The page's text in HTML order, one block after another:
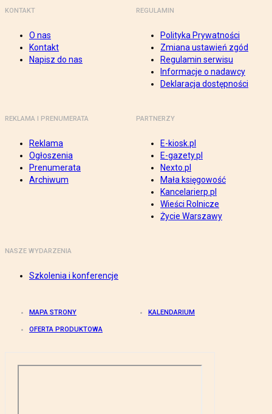
KONTAKT
O nas
Kontakt
Napisz do nas
REGULAMIN
Polityka Prywatności
Zmiana ustawień zgód
Regulamin serwisu
Informacje o nadawcy
Deklaracja dostępności
REKLAMA I PRENUMERATA
Reklama
Ogłoszenia
Prenumerata
Archiwum
PARTNERZY
E-kiosk.pl
E-gazety.pl
Nexto.pl
Mała księgowość
Kancelarierp.pl
Wieści Rolnicze
Życie Warszawy
NASZE WYDARZENIA
Szkolenia i konferencje
MAPA STRONY KALENDARIUM
OFERTA PRODUKTOWA